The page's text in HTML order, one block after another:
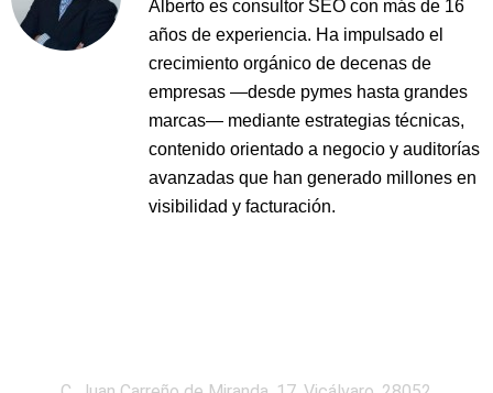
Alberto es consultor SEO con más de 16
años de experiencia. Ha impulsado el
crecimiento orgánico de decenas de
empresas —desde pymes hasta grandes
marcas— mediante estrategias técnicas,
contenido orientado a negocio y auditorías
avanzadas que han generado millones en
visibilidad y facturación.